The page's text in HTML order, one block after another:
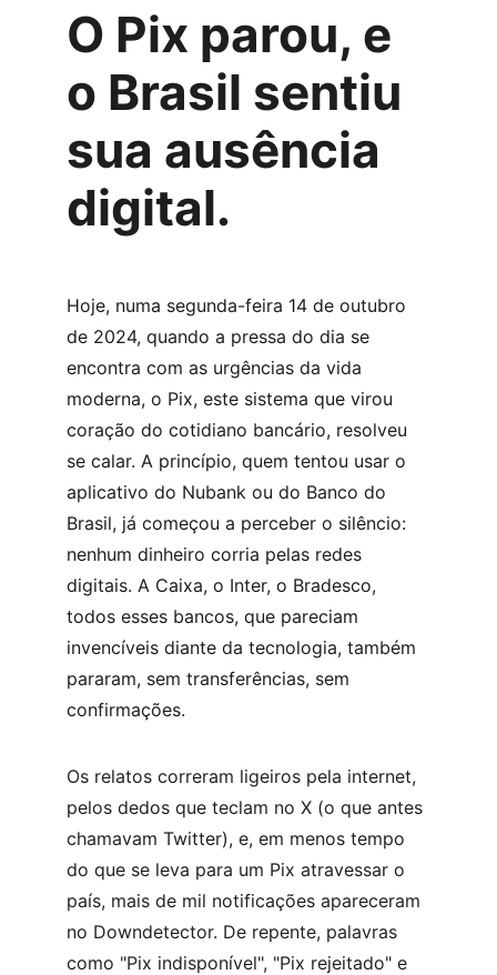
O Pix parou, e
o Brasil sentiu
sua ausência
digital.
Hoje, numa segunda-feira 14 de outubro
de 2024, quando a pressa do dia se
encontra com as urgências da vida
moderna, o Pix, este sistema que virou
coração do cotidiano bancário, resolveu
se calar. A princípio, quem tentou usar o
aplicativo do Nubank ou do Banco do
Brasil, já começou a perceber o silêncio:
nenhum dinheiro corria pelas redes
digitais. A Caixa, o Inter, o Bradesco,
todos esses bancos, que pareciam
invencíveis diante da tecnologia, também
pararam, sem transferências, sem
confirmações.
Os relatos correram ligeiros pela internet,
pelos dedos que teclam no X (o que antes
chamavam Twitter), e, em menos tempo
do que se leva para um Pix atravessar o
país, mais de mil notificações apareceram
no Downdetector. De repente, palavras
como "Pix indisponível", "Pix rejeitado" e